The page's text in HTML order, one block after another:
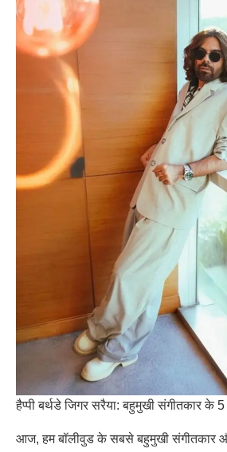
हैप्पी बर्थडे जिगर सरैया: बहुमुखी संगीतकार के
आज, हम बॉलीवुड के सबसे बहुमुखी संगीतकार